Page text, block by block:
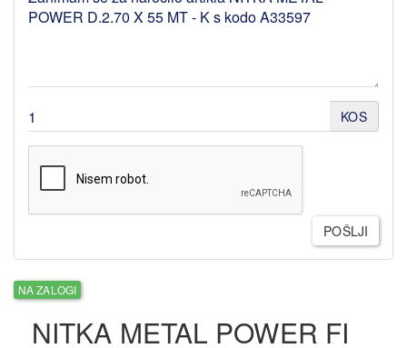
KOS
POŠLJI
NA ZALOGI
NITKA METAL POWER FI